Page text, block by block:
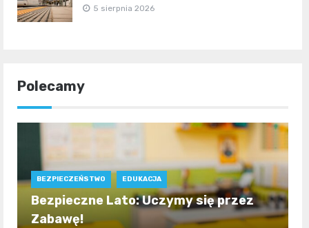
5 sierpnia 2026
Polecamy
BEZPIECZEŃSTWO EDUKACJA
Bezpieczne Lato: Uczymy się przez
Zabawę!